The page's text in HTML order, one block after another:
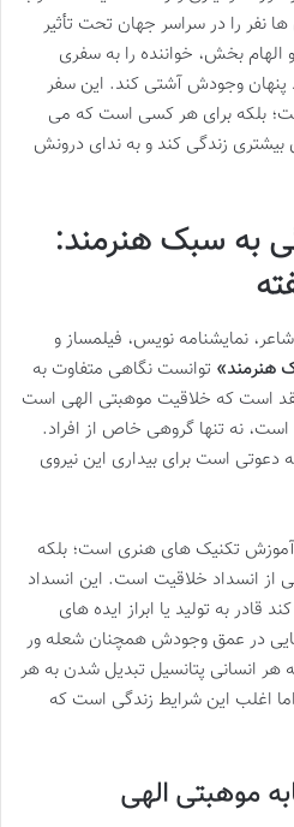
نفر را در سراسر جهان تحت تأثیر
الهام بخش، خواننده را به سفری
پنهان وجودش آشتی کند. این سفر
بلکه برای هر کسی است که می
زندگی کند و به ندای درونش
به سبک هنرمند:
نمایشنامه نویس، فیلمساز و
هنرمند» توانست نگاهی متفاوت به
است که خلاقیت موهبتی الهی است
نه تنها گروهی خاص از افراد.
دعوتی است برای بیداری این نیروی
آموزش تکنیک های هنری است؛ بلکه
از انسداد خلاقیت است. این انسداد
به تولید یا ابراز ایده های
در عمق وجودش همچنان شعله ور
هر انسانی پتانسیل تبدیل شدن به هر
اغلب این شرایط زندگی است که
موهبتی الهی